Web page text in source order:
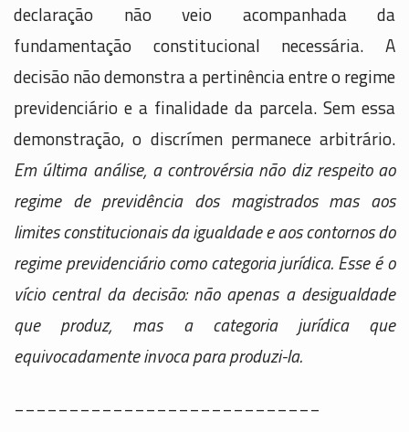
declaração não veio acompanhada da
fundamentação constitucional necessária. A
decisão não demonstra a pertinência entre o regime
previdenciário e a finalidade da parcela. Sem essa
demonstração, o discrímen permanece arbitrário.
Em última análise, a controvérsia não diz respeito ao
regime de previdência dos magistrados mas aos
limites constitucionais da igualdade e aos contornos do
regime previdenciário como categoria jurídica. Esse é o
vício central da decisão: não apenas a desigualdade
que produz, mas a categoria jurídica que
equivocadamente invoca para produzi-la.